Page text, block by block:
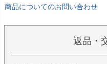
商品についてのお問い合わせ
返品・